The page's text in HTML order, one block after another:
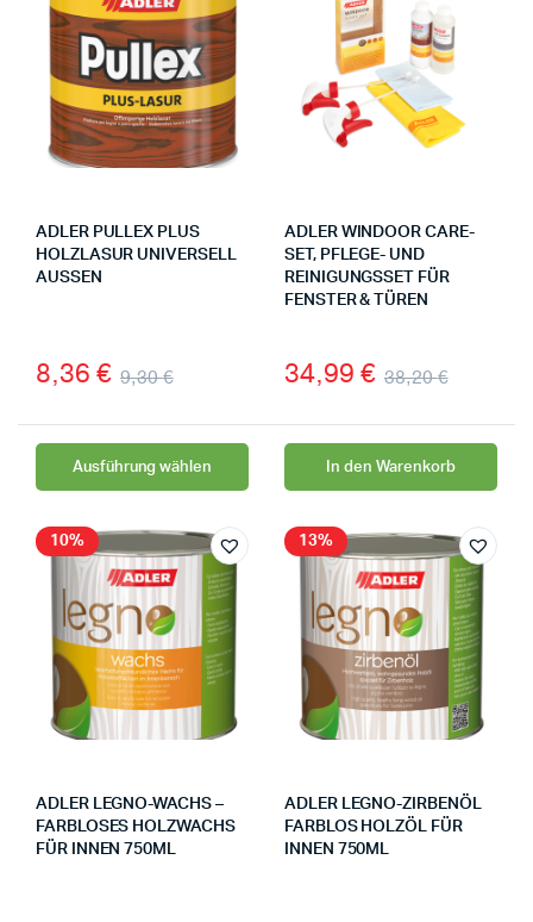
ADLER PULLEX PLUS
HOLZLASUR UNIVERSELL
AUSSEN
9,30€
8,36 €
Ausführung wählen
ADLER WINDOOR CARE-
SET, PFLEGE- UND
REINIGUNGSSET FÜR
FENSTER & TÜREN
38,20€
34,99 €
In den Warenkorb
10%
ADLER LEGNO-WACHS –
FARBLOSES HOLZWACHS
FÜR INNEN 750ML
13%
ADLER LEGNO-ZIRBENÖL
FARBLOS HOLZÖL FÜR
INNEN 750ML